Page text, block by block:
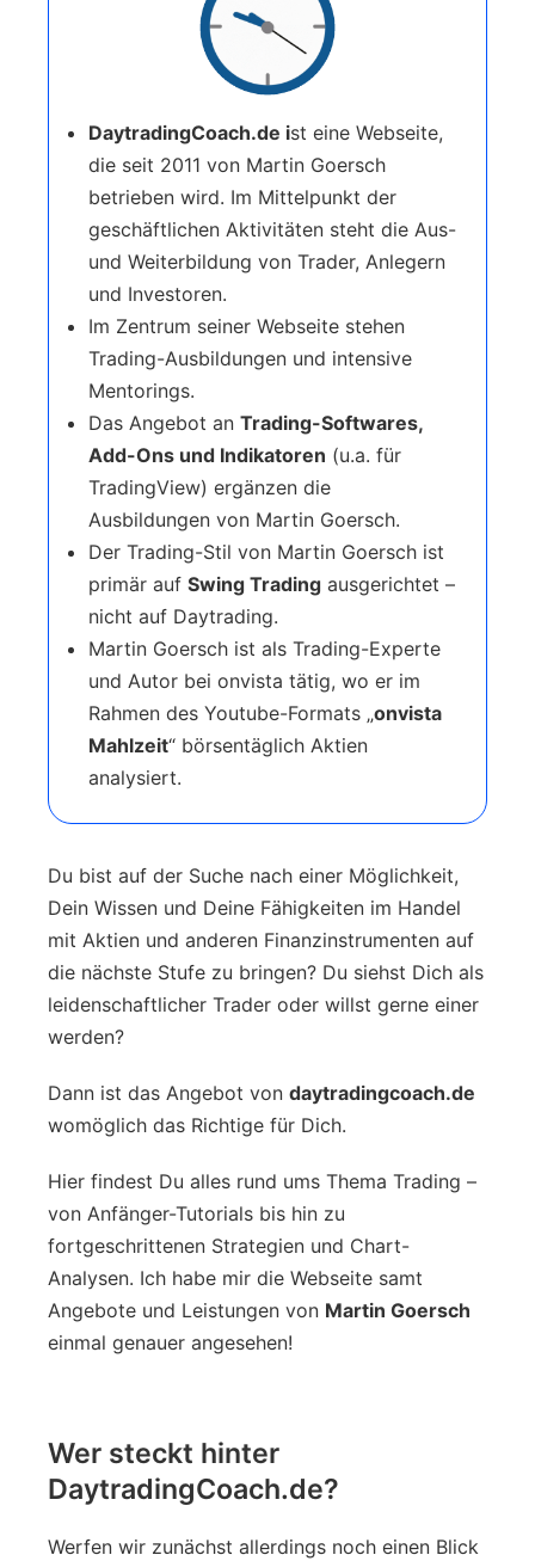
DaytradingCoach.de ist eine Webseite,
die seit 2011 von Martin Goersch
betrieben wird. Im Mittelpunkt der
geschäftlichen Aktivitäten steht die Aus-
und Weiterbildung von Trader, Anlegern
und Investoren.
Im Zentrum seiner Webseite stehen
Trading-Ausbildungen und intensive
Mentorings.
Das Angebot an Trading-Softwares,
Add-Ons und Indikatoren (u.a. für
TradingView) ergänzen die
Ausbildungen von Martin Goersch.
Der Trading-Stil von Martin Goersch ist
primär auf Swing Trading ausgerichtet –
nicht auf Daytrading.
Martin Goersch ist als Trading-Experte
und Autor bei onvista tätig, wo er im
Rahmen des Youtube-Formats „onvista
Mahlzeit“ börsentäglich Aktien
analysiert.
Du bist auf der Suche nach einer Möglichkeit,
Dein Wissen und Deine Fähigkeiten im Handel
mit Aktien und anderen Finanzinstrumenten auf
die nächste Stufe zu bringen? Du siehst Dich als
leidenschaftlicher Trader oder willst gerne einer
werden?
Dann ist das Angebot von daytradingcoach.de
womöglich das Richtige für Dich.
Hier findest Du alles rund ums Thema Trading –
von Anfänger-Tutorials bis hin zu
fortgeschrittenen Strategien und Chart-
Analysen. Ich habe mir die Webseite samt
Angebote und Leistungen von Martin Goersch
einmal genauer angesehen!
Wer steckt hinter
DaytradingCoach.de?
Werfen wir zunächst allerdings noch einen Blick